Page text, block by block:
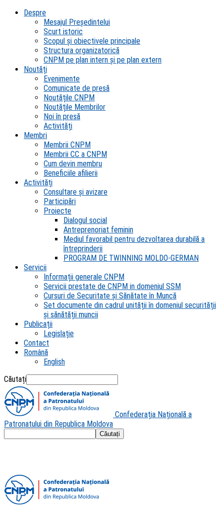
Despre
Mesajul Președintelui
Scurt istoric
Scopul şi obiectivele principale
Structura organizatorică
CNPM pe plan intern şi pe plan extern
Noutăți
Evenimente
Comunicate de presă
Noutățile CNPM
Noutățile Membrilor
Noi în presă
Activități
Membri
Membrii CNPM
Membrii CC a CNPM
Cum devin membru
Beneficiile afilierii
Activități
Consultare și avizare
Participări
Proiecte
Dialogul social
Antreprenoriat feminin
Mediul favorabil pentru dezvoltarea durabilă a
întreprinderii
PROGRAM DE TWINNING MOLDO-GERMAN
Servicii
Informații generale CNPM
Servicii prestate de CNPM in domeniul SSM
Cursuri de Securitate și Sănătate în Muncă
Set documente din cadrul unității în domeniul securității
și sănătății muncii
Publicații
Legislație
Contact
Română
English
Căutați
Confederația Națională a
Patronatului din Republica Moldova